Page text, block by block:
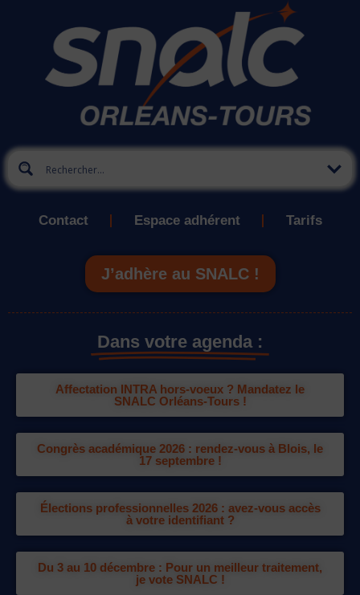
Contact Espace adhérent Tarifs
J’adhère au SNALC !
Dans votre agenda :
Affectation INTRA hors-voeux ? Mandatez le
SNALC Orléans-Tours !
Congrès académique 2026 : rendez-vous à Blois, le
17 septembre !
Élections professionnelles 2026 : avez-vous accès
à votre identifiant ?
Du 3 au 10 décembre : Pour un meilleur traitement,
je vote SNALC !